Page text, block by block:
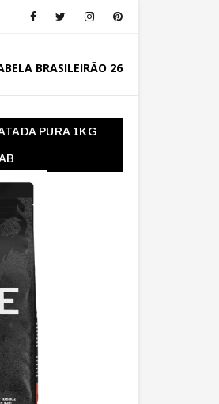
BRASILEIRÃO 26
PURA 1KG